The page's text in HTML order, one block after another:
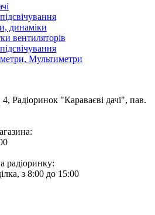
динаміки
вентиляторів
Мультиметри
Радіоринок "Караваєві дачі", пав.
радіоринку:
з 8:00 до 15:00